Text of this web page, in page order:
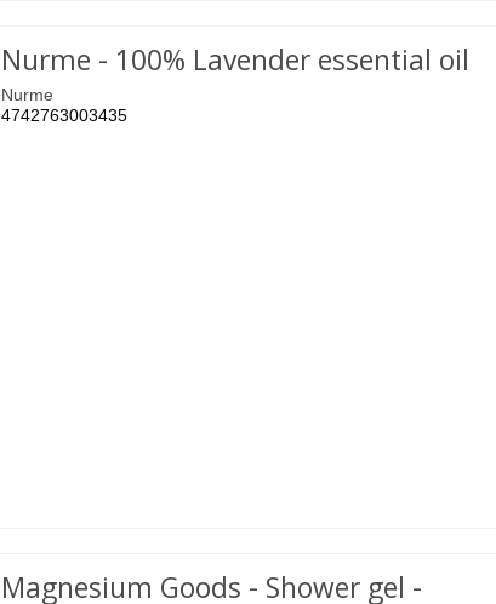
Nurme - 100% Lavender essential oil
Nurme
4742763003435
Magnesium Goods - Shower gel -